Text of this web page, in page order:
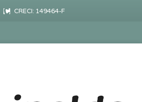
CRECI: 149464-F